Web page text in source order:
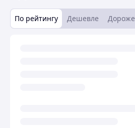
По рейтингу Дешевле Дороже